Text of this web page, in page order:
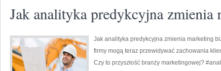
Jak analityka predykcyjna zmienia
Jak analityka predykcyjna zmienia marketing
firmy mogą teraz przewidywać zachowania
Czy to przyszłość branży marketingowej?